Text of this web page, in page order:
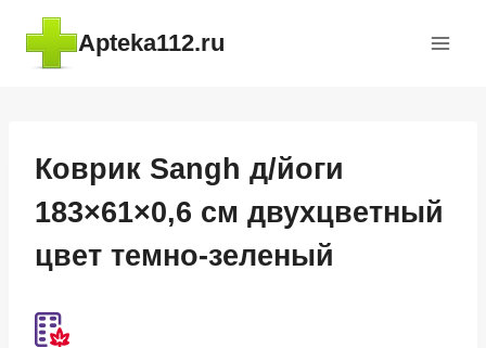
Перейти
содержимому
Apteka112.ru
Коврик Sangh д/йоги
183×61×0,6 см двухцветный
цвет темно-зеленый